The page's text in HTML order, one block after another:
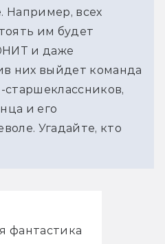
Например, всех
им будет
и даже
них выйдет команда
старшеклассников,
и его
Угадайте, кто
фантастика